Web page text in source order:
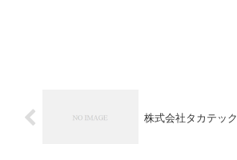
株式会社タカテック